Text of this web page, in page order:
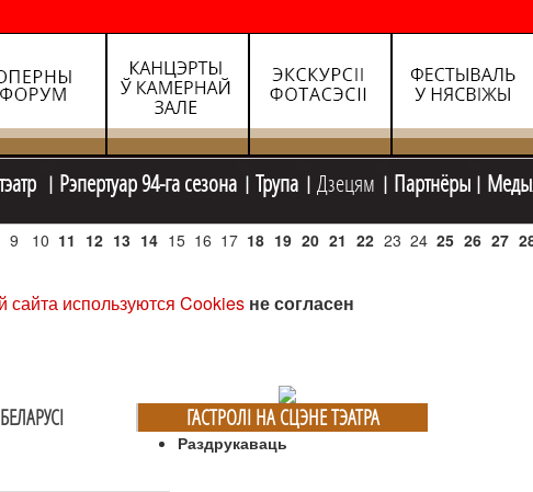
Рэпертуар 94-га сезона Трупа Дзецям Партнёры
9 10 11 12 13 14 15 16 17 18 19 20 21 22 23 24 25 26 27
сайта используются Cookies не согласен
ГАСТРОЛI НА СЦЭНЕ ТЭАТРА
Раздрукаваць